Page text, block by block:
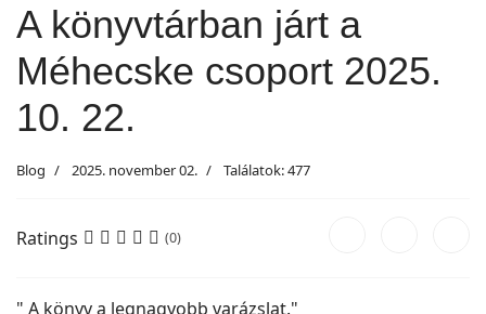
A könyvtárban járt a
Méhecske csoport 2025.
10. 22.
Blog 2025. november 02. Találatok: 477
Ratings (0)
" A könyv a legnagyobb varázslat."